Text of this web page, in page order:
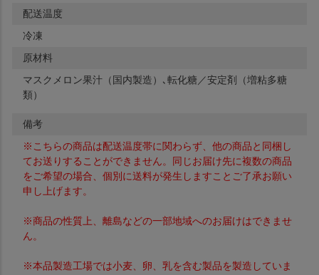
配送温度
冷凍
原材料
マスクメロン果汁（国内製造）､転化糖／安定剤（増粘多糖
類）
備考
※こちらの商品は配送温度帯に関わらず、他の商品と同梱し
てお送りすることができません。同じお届け先に複数の商品
をご希望の場合、個別に送料が発生しますことご了承お願い
申し上げます。
※商品の性質上、離島などの一部地域へのお届けはできませ
ん。
※本品製造工場では小麦、卵、乳を含む製品を製造していま